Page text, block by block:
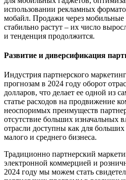
использовании рекламных
мобайл. Продажи через
стабильно растут – их число
и тенденция продолжится.
Развитие и диверсификация
Индустрия партнерского
прогнозам в 2024 году оборот
долларов, что делает ее одной из
статье расходов на продвижение
неоспоримых преимуществ
отсутствие больших изначальных
отрасли доступны как для
малого и среднего бизнеса.
Традиционно партнерский
электронной коммерцией и
2024 году мы можем стать